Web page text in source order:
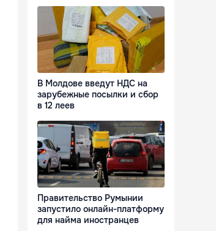
В Молдове введут НДС на
зарубежные посылки и сбор
в 12 леев
Правительство Румынии
запустило онлайн-платформу
для найма иностранцев